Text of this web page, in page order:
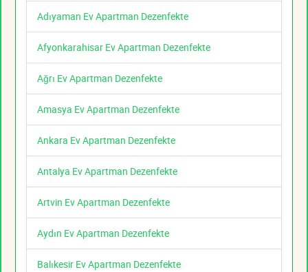
Adıyaman Ev Apartman Dezenfekte
Afyonkarahisar Ev Apartman Dezenfekte
Ağrı Ev Apartman Dezenfekte
Amasya Ev Apartman Dezenfekte
Ankara Ev Apartman Dezenfekte
Antalya Ev Apartman Dezenfekte
Artvin Ev Apartman Dezenfekte
Aydın Ev Apartman Dezenfekte
Balıkesir Ev Apartman Dezenfekte